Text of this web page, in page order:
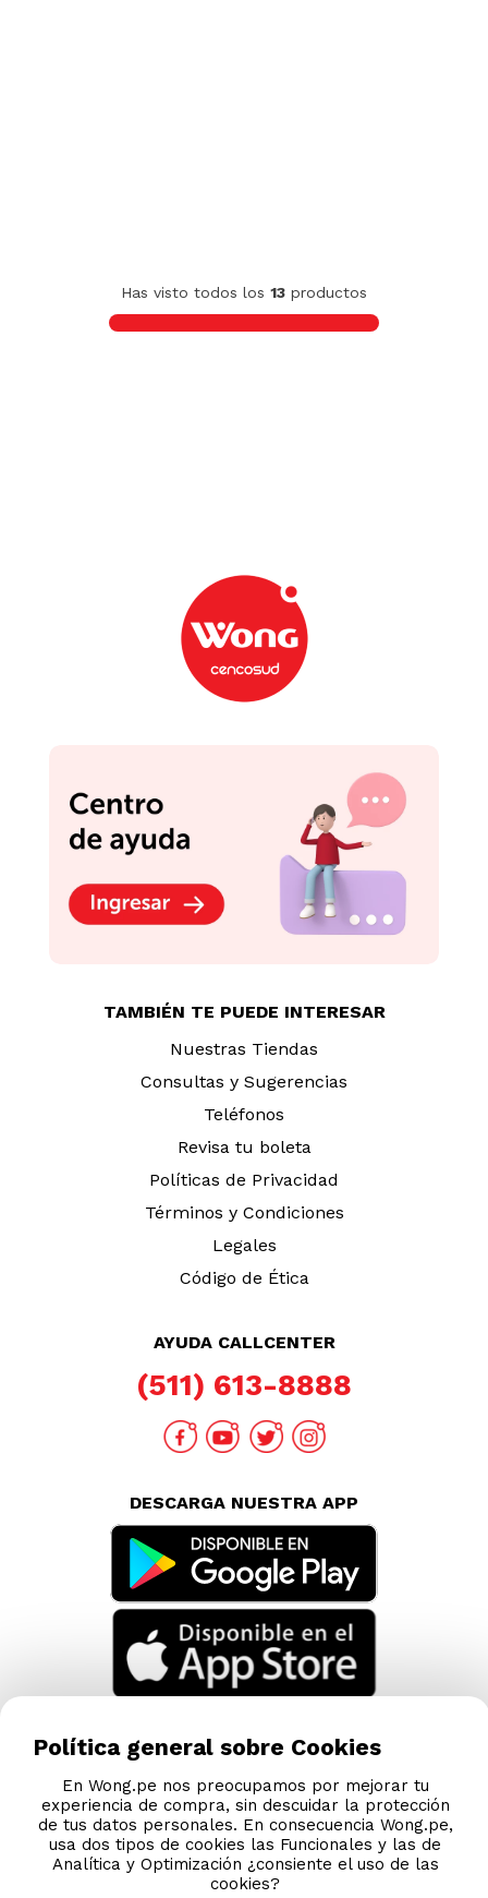
Has visto todos los 13 productos
TAMBIÉN TE PUEDE INTERESAR
Nuestras Tiendas
Consultas y Sugerencias
Teléfonos
Revisa tu boleta
Políticas de Privacidad
Términos y Condiciones
Legales
Código de Ética
AYUDA CALLCENTER
(511) 613-8888
DESCARGA NUESTRA APP
Política general sobre Cookies
En Wong.pe nos preocupamos por mejorar tu
experiencia de compra, sin descuidar la protección
de tus datos personales. En consecuencia Wong.pe,
usa dos tipos de cookies las Funcionales y las de
Analítica y Optimización ¿consiente el uso de las
cookies?